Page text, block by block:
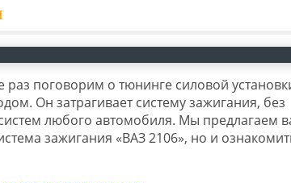
поговорим о тюнинге силовой
Он затрагивает систему зажигания, без
любого автомобиля. Мы предлагаем
зажигания «ВАЗ 2106», но и